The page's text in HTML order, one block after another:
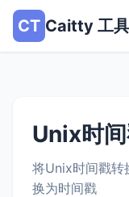
CT Caitty 工具
Unix时
将Unix时间戳转
换为时间戳